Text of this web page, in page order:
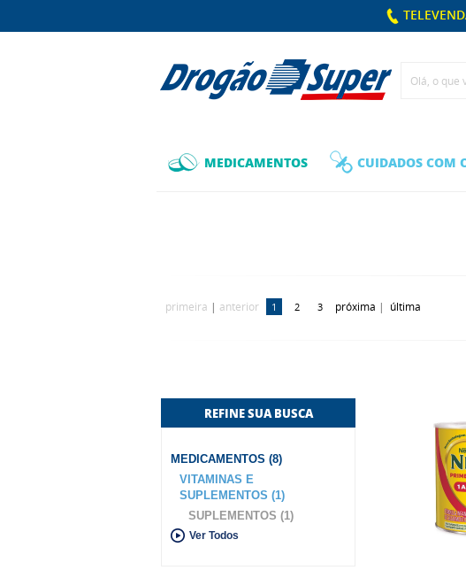
MEDICAMENTOS CUIDADOS COM
primeira | anterior 1 2 3 próxima | última
REFINE SUA BUSCA
MEDICAMENTOS (8)
VITAMINAS E
SUPLEMENTOS (1)
SUPLEMENTOS (1)
Ver Todos